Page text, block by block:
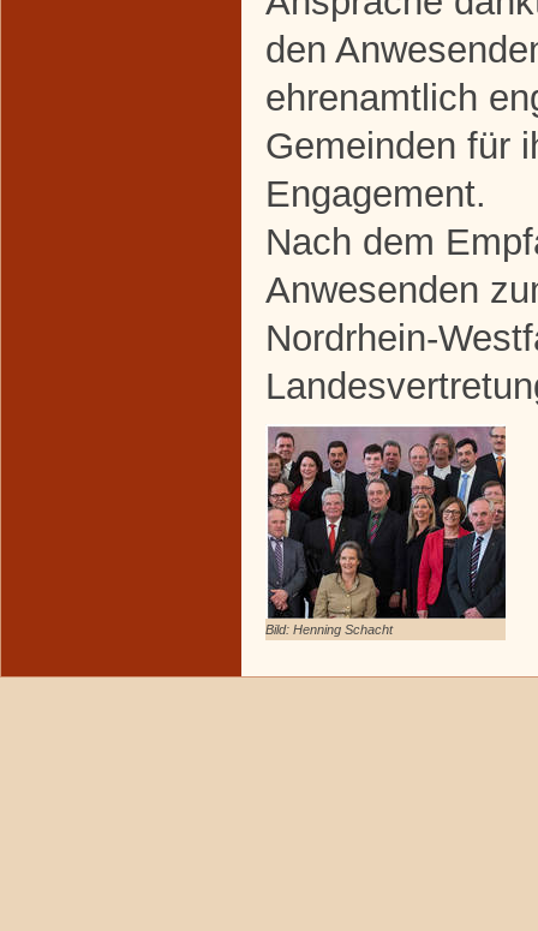
den
ehrenamtlich
Gemeinden für
Engagement.
Nach dem
Anwesenden
Nordrhein-
Bild: Henning Schacht